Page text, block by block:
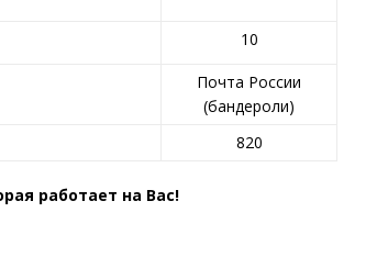
10
Почта России
(бандероли)
820
работает на Вас!